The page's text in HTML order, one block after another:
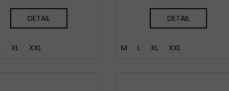
DETAIL
XL XXL
DETAIL
M L XL XXL